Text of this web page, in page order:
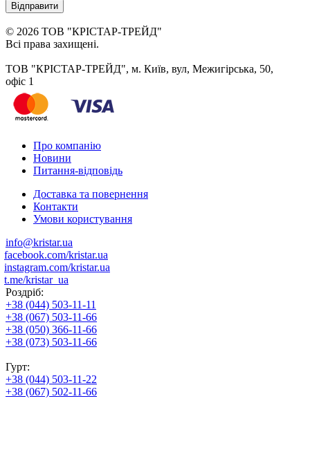
Відправити
© 2026 ТОВ "КРІСТАР-ТРЕЙД"
Всі права захищені.
ТОВ "КРІСТАР-ТРЕЙД", м. Київ, вул, Межигірська, 50,
офіс 1
Про компанію
Новини
Питання-відповідь
Доставка та повернення
Контакти
Умови користування
info@kristar.ua
facebook.com/kristar.ua
instagram.com/kristar.ua
t.me/kristar_ua
Роздріб:
+38 (044) 503-11-11
+38 (067) 503-11-66
+38 (050) 366-11-66
+38 (073) 503-11-66
Гурт:
+38 (044) 503-11-22
+38 (067) 502-11-66